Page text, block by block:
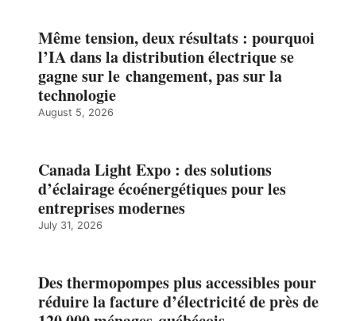
Même tension, deux résultats : pourquoi
l’IA dans la distribution électrique se
gagne sur le changement, pas sur la
technologie
August 5, 2026
Canada Light Expo : des solutions
d’éclairage écoénergétiques pour les
entreprises modernes
July 31, 2026
Des thermopompes plus accessibles pour
réduire la facture d’électricité de près de